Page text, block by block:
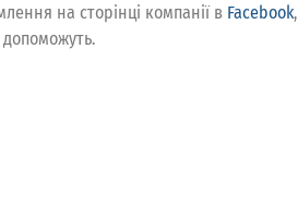
на сторінці компанії в Facebook
допоможуть.